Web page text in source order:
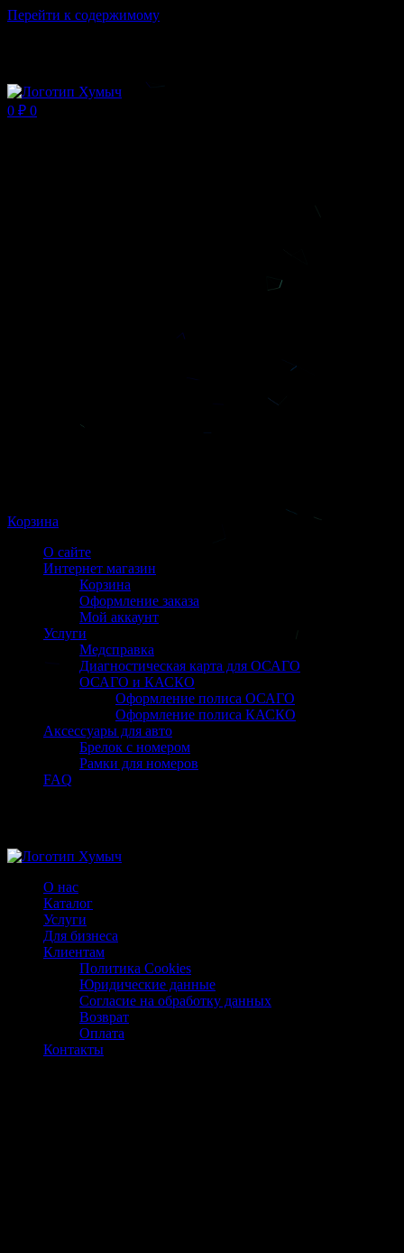
Перейти к содержимому
0 ₽ 0
Корзина
О сайте
Интернет магазин
Корзина
Оформление заказа
Мой аккаунт
Услуги
Медсправка
Диагностическая карта для ОСАГО
ОСАГО и КАСКО
Оформление полиса ОСАГО
Оформление полиса КАСКО
Аксессуары для авто
Брелок с номером
Рамки для номеров
FAQ
О нас
Каталог
Услуги
Для бизнеса
Клиентам
Политика Cookies
Юридические данные
Согласие на обработку данных
Возврат
Оплата
Контакты